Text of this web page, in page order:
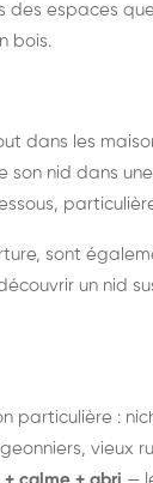
des espaces
bois.
dans les
son nid dans
sont
un nid
particulière :
vieux